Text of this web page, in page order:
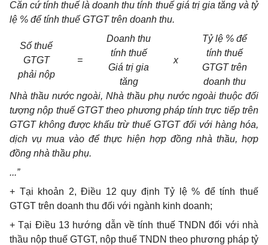
Căn cứ tính thuế là doanh thu tính thuế giá trị gia tăng và tỷ
lệ % để tính thuế GTGT trên doanh thu.
Số thuế
GTGT
phải nộp
=
Doanh thu
tính thuế
Giá trị gia
tăng
x
Tỷ lệ % để
tính thuế
GTGT trên
doanh thu
Nhà thầu nước ngoài, Nhà thầu phụ nước ngoài thuộc đối
tượng nộp thuế GTGT theo phương pháp tính trực tiếp trên
GTGT không được khấu trừ thuế GTGT đối với hàng hóa,
dịch vụ mua vào để thực hiện hợp đồng nhà thầu, hợp
đồng nhà thầu phụ.
...”
+ Tại khoản 2, Điều 12 quy định Tỷ lệ % để tính thuế
GTGT trên doanh thu đối với ngành kinh doanh;
+ Tại Điều 13 hướng dẫn về tính thuế TNDN đối với nhà
thầu nộp thuế GTGT, nộp thuế TNDN theo phương pháp tỷ